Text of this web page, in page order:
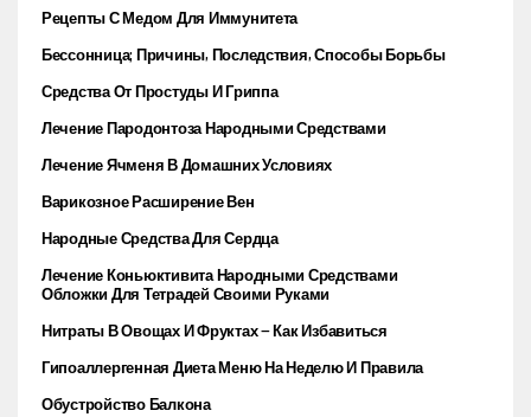
Рецепты С Медом Для Иммунитета
Бессонница; Причины, Последствия, Способы Борьбы
Средства От Простуды И Гриппа
Лечение Пародонтоза Народными Средствами
Лечение Ячменя В Домашних Условиях
Варикозное Расширение Вен
Народные Средства Для Сердца
Лечение Коньюктивита Народными Средствами
Обложки Для Тетрадей Своими Руками
Нитраты В Овощах И Фруктах — Как Избавиться
Гипоаллергенная Диета Меню На Неделю И Правила
Обустройство Балкона